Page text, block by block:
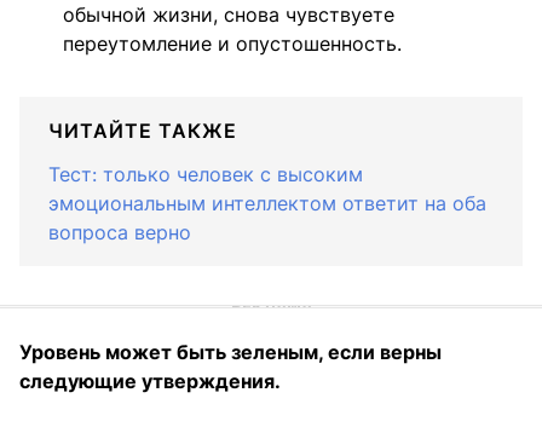
обычной жизни, снова чувствуете
переутомление и опустошенность.
ЧИТАЙТЕ ТАКЖЕ
Тест: только человек с высоким
эмоциональным интеллектом ответит на оба
вопроса верно
Уровень может быть зеленым, если верны
следующие утверждения.